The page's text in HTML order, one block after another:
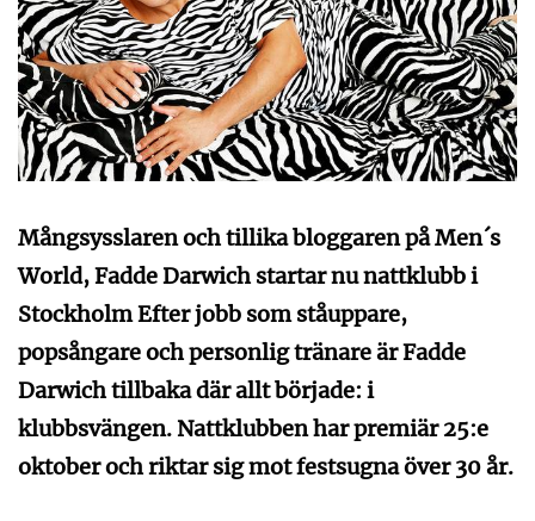
Mångsysslaren och tillika bloggaren på Men´s
World, Fadde Darwich startar nu nattklubb i
Stockholm Efter jobb som ståuppare,
popsångare och personlig tränare är Fadde
Darwich tillbaka där allt började: i
klubbsvängen. Nattklubben har premiär 25:e
oktober och riktar sig mot festsugna över 30 år.